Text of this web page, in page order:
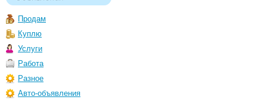
Продам
Куплю
Услуги
Работа
Разное
Авто-объявления